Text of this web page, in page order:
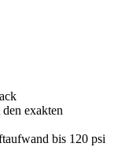
exakten
bis 120 psi